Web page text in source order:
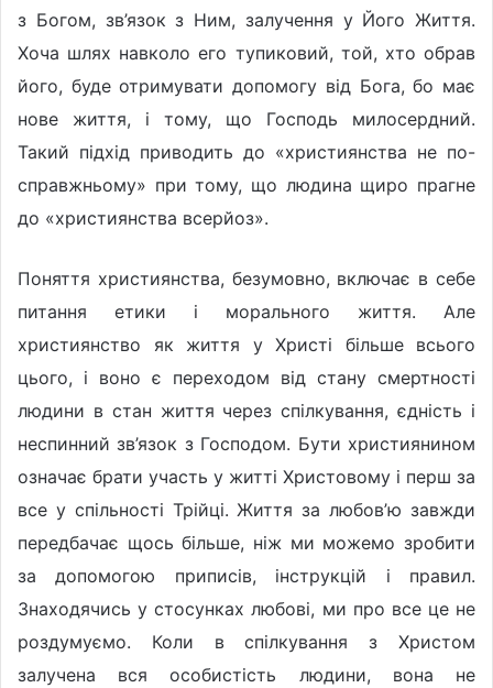
з Богом, зв’язок з Ним, залучення у Його Життя.
Хоча шлях навколо его тупиковий, той, хто обрав
його, буде отримувати допомогу від Бога, бо має
нове життя, і тому, що Господь милосердний.
Такий підхід приводить до «християнства не по-
справжньому» при тому, що людина щиро прагне
до «християнства всерйоз».
Поняття християнства, безумовно, включає в себе
питання етики і морального життя. Але
християнство як життя у Христі більше всього
цього, і воно є переходом від стану смертності
людини в стан життя через спілкування, єдність і
неспинний зв’язок з Господом. Бути християнином
означає брати участь у житті Христовому і перш за
все у спільності Трійці. Життя за любов’ю завжди
передбачає щось більше, ніж ми можемо зробити
за допомогою приписів, інструкцій і правил.
Знаходячись у стосунках любові, ми про все це не
роздумуємо. Коли в спілкування з Христом
залучена вся особистість людини, вона не